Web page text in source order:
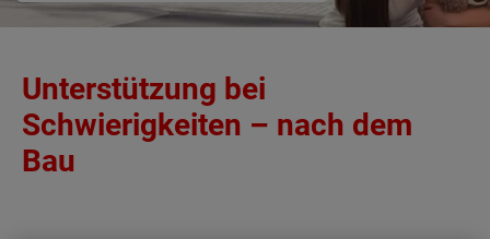
Unterstützung bei
Schwierigkeiten – nach dem
Bau